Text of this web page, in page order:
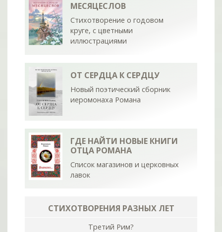
МЕСЯЦЕСЛОВ
Стихотворение о годовом
круге, с цветными
иллюстрациями
ОТ СЕРДЦА К СЕРДЦУ
Новый поэтический сборник
иеромонаха Романа
ГДЕ НАЙТИ НОВЫЕ КНИГИ
ОТЦА РОМАНА
Список магазинов и церковных
лавок
СТИХОТВОРЕНИЯ РАЗНЫХ ЛЕТ
Третий Рим?